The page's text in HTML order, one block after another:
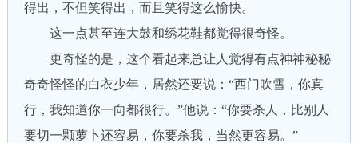
得出，不但笑得出，而且笑得这么愉快。
这一点甚至连大鼓和绣花鞋都觉得很奇怪。
更奇怪的是，这个看起来总让人觉得有点神神秘秘
奇奇怪怪的白衣少年，居然还要说：“西门吹雪，你真
行，我知道你一向都很行。”他说：“你要杀人，比别人
要切一颗萝卜还容易，你要杀我，当然更容易。”